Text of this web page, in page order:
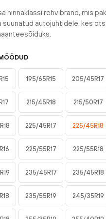
hinnaklassi rehvibrand, mis
suunatud autojuhtidele, kes
195/65R15 205/45R17
215/45R18 215/50R17
225/45R17 225/45R18
225/55R17 225/55R18
235/45R17 235/45R18
235/55R19 245/35R19